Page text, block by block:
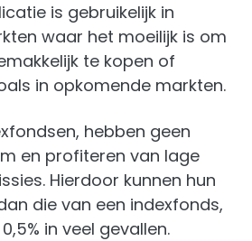
is gebruikelijk in
waar het moeilijk is om
te kopen of
in opkomende markten.
hebben geen
en profiteren van lage
Hierdoor kunnen hun
die van een indexfonds,
in veel gevallen.